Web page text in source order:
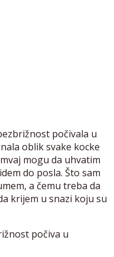
počivala u
oblik svake kocke
mogu da uhvatim
do posla. Što sam
a čemu treba da
krijem u snazi koju su
počiva u